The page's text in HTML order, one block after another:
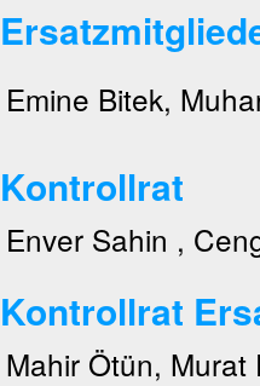
Emine Bitek,
Kontrollrat
Enver Sahin ,
Kontrollrat
Mahir Ötün, Murat